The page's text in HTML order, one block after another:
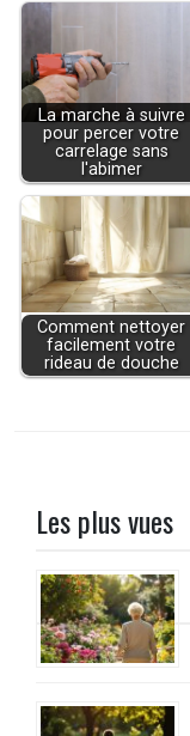
La marche à suivre
pour percer votre
carrelage sans
l'abimer
Comment nettoyer
facilement votre
rideau de douche
Les plus vues